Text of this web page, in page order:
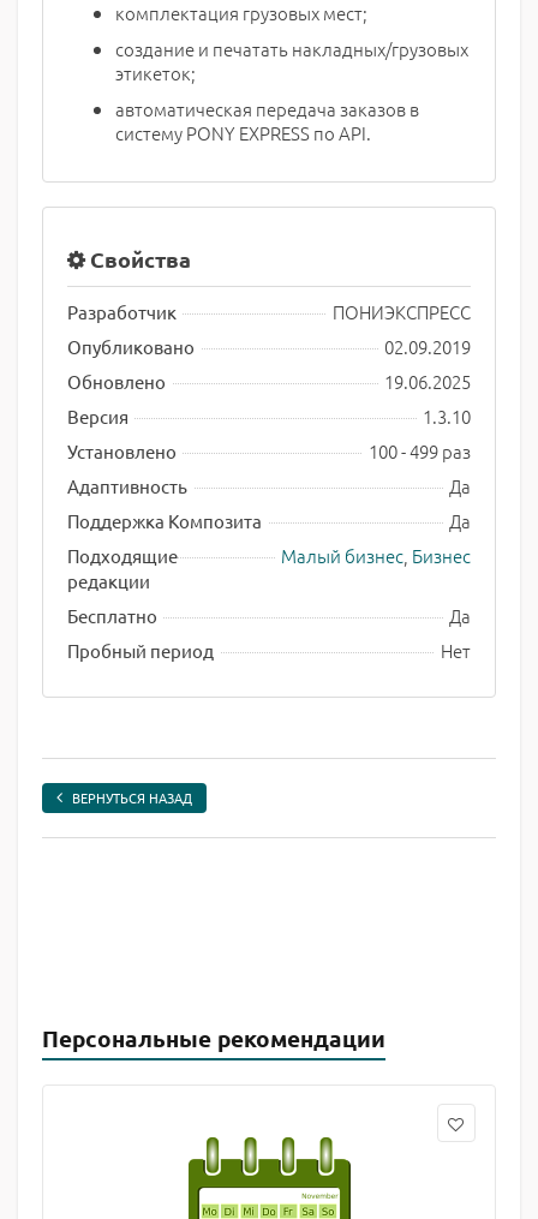
комплектация грузовых мест;
создание и печатать накладных/грузовых
этикеток;
автоматическая передача заказов в
систему PONY EXPRESS по API.
Свойства
Разработчик ПОНИЭКСПРЕСС
Опубликовано 02.09.2019
Обновлено 19.06.2025
Версия 1.3.10
Установлено 100 - 499 раз
Адаптивность Да
Поддержка Композита Да
Подходящие
редакции
Малый бизнес Бизнес
Бесплатно Да
Пробный период Нет
ВЕРНУТЬСЯ НАЗАД
Персональные рекомендации